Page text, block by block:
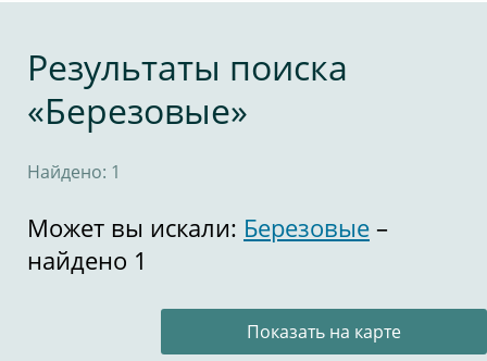
Результаты поиска
«Березовые»
Найдено: 1
Может вы искали: Березовые –
найдено 1
Показать на карте